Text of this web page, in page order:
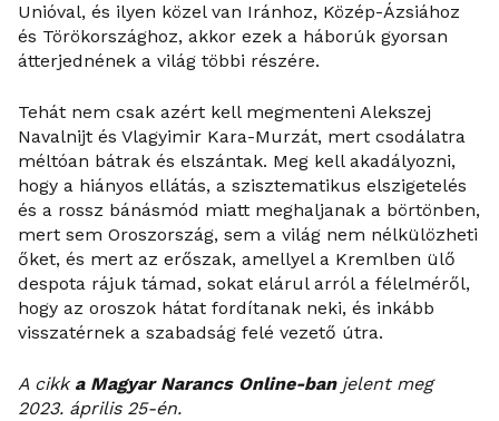
Unióval, és ilyen közel van Iránhoz, Közép-Ázsiához
és Törökországhoz, akkor ezek a háborúk gyorsan
átterjednének a világ többi részére.
Tehát nem csak azért kell megmenteni Alekszej
Navalnijt és Vlagyimir Kara-Murzát, mert csodálatra
méltóan bátrak és elszántak. Meg kell akadályozni,
hogy a hiányos ellátás, a szisztematikus elszigetelés
és a rossz bánásmód miatt meghaljanak a börtönben,
mert sem Oroszország, sem a világ nem nélkülözheti
őket, és mert az erőszak, amellyel a Kremlben ülő
despota rájuk támad, sokat elárul arról a félelméről,
hogy az oroszok hátat fordítanak neki, és inkább
visszatérnek a szabadság felé vezető útra.
A cikk a Magyar Narancs Online-banjelent meg
2023. április 25-én.